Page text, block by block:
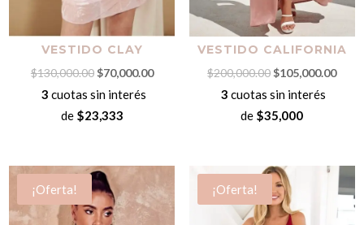
VESTIDO CLAY
$130,000.00 El
precio
original
$70,000.00El
3 cuotas sin interés
de $23,333
VESTIDO CALIFORNIA
$200,000.00 El
precio
original
$105,000.00El
3 cuotas sin interés
de $35,000
¡Oferta! ¡Oferta!